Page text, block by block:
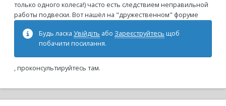
только одного колеса!) часто есть следствием неправильной
работы подвески. Вот нашёл на "дружественном" форуме
Будь ласка Увійдіть або Зареєструйтесь щоб
побачити посилання.
, проконсультируйтесь там.